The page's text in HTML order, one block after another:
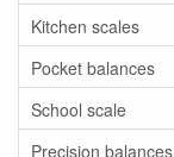
Kitchen scales
Pocket balances
School scale
Precision balances